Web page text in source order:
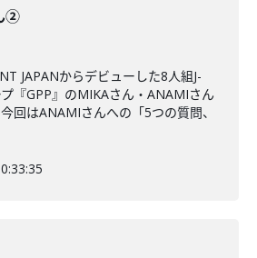
②
JAPANからデビューした8人組J-
『GPP』のMIKAさん・ANAMIさん
回はANAMIさんへの「5つの質問、